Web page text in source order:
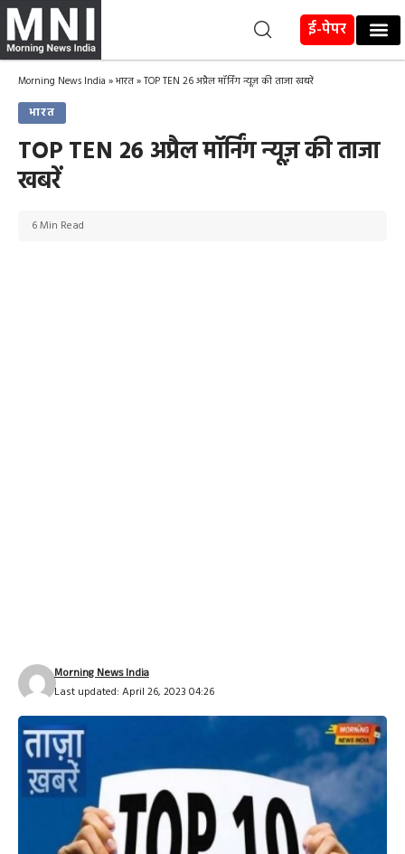
ई-पेपर
Morning News India »भारत»TOP TEN 26 अप्रैल मॉर्निंग न्यूज़ की ताजा खबरें
भारत
TOP TEN 26 अप्रैल मॉर्निंग न्यूज़ की ताजा
खबरें
Last updated: April 26, 2023 04:26
Morning News India
6 Min Read